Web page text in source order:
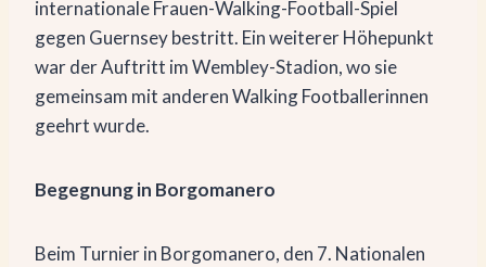
internationale Frauen-Walking-Football-Spiel
gegen Guernsey bestritt. Ein weiterer Höhepunkt
war der Auftritt im Wembley-Stadion, wo sie
gemeinsam mit anderen Walking Footballerinnen
geehrt wurde.
Begegnung in Borgomanero
Beim Turnier in Borgomanero, den 7. Nationalen